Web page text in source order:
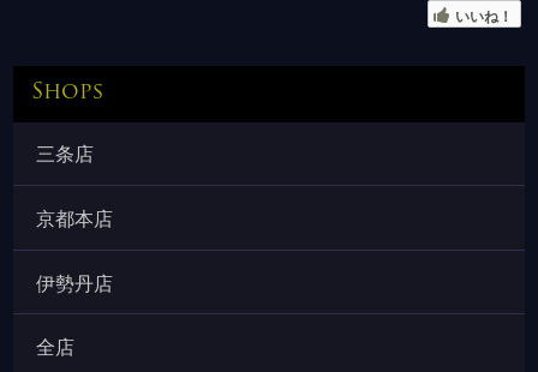
いいね！
Shops
三条店
京都本店
伊勢丹店
全店